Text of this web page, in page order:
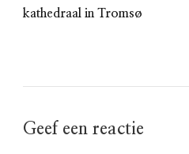
kathedraal in Tromsø
Geef een reactie